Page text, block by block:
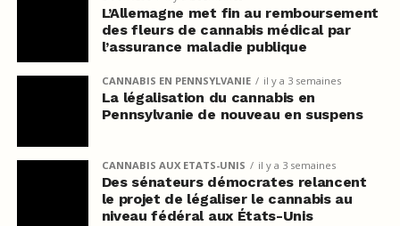
L’Allemagne met fin au remboursement
des fleurs de cannabis médical par
l’assurance maladie publique
CANNABIS EN PENNSYLVANIE il y a 3 semaines
La légalisation du cannabis en
Pennsylvanie de nouveau en suspens
CANNABIS AUX ETATS-UNIS il y a 3 semaines
Des sénateurs démocrates relancent
le projet de légaliser le cannabis au
niveau fédéral aux États-Unis